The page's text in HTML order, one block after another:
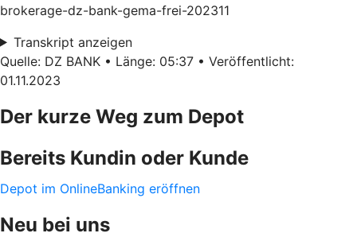
brokerage-dz-bank-gema-frei-202311
Transkript anzeigen
Quelle: DZ BANK • Länge: 05:37 • Veröffentlicht:
01.11.2023
Der kurze Weg zum Depot
Bereits Kundin oder Kunde
Depot im OnlineBanking eröffnen
Neu bei uns